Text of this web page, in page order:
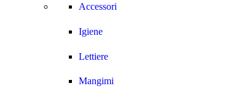
Accessori
Igiene
Lettiere
Mangimi